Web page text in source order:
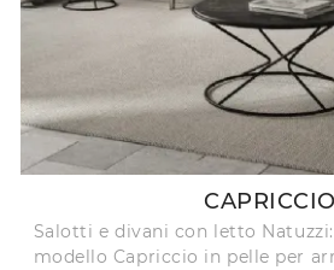
CAPRICCIO
Salotti e divani con letto
modello Capriccio in pelle per